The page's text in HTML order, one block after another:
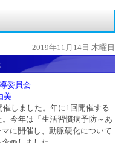
2019年11月14日 木曜日
委員会
美
しました。年に1回開催する
今年は「生活習慣病予防～あ
に開催し、動脈硬化について